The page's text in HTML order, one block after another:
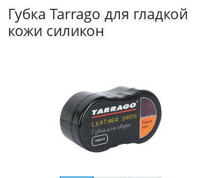
Губка Tarrago для гладкой
кожи силикон